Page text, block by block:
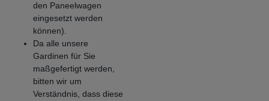
den Paneelwagen
eingesetzt werden
können).
Da alle unsere
Gardinen für Sie
maßgefertigt werden,
bitten wir um
Verständnis, dass diese